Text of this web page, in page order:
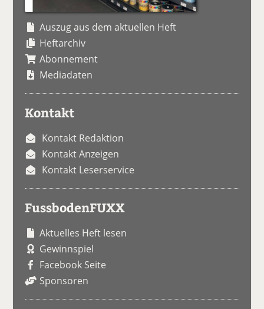
Auszug aus dem aktuellen Heft
Heftarchiv
Abonnement
Mediadaten
Kontakt
Kontakt Redaktion
Kontakt Anzeigen
Kontakt Leserservice
FussbodenFUXX
Aktuelles Heft lesen
Gewinnspiel
Facebook Seite
Sponsoren